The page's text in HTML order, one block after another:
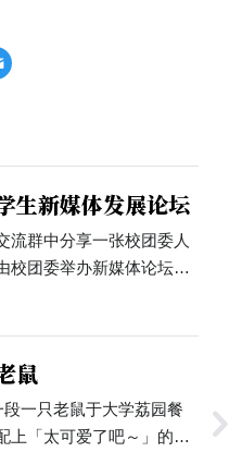
生新媒体发展论坛
流群中分享一张校团委人
校团委举办新媒体论坛」
希望代表你科周末出
鼠
一只老鼠于大学荔园餐
上「太可爱了吧～」的画